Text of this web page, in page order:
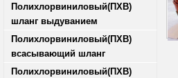
Полихлорвиниловый(ПХВ)
шланг выдуванием
Полихлорвиниловый(ПХВ)
всасывающий шланг
Полихлорвиниловый(ПХВ)